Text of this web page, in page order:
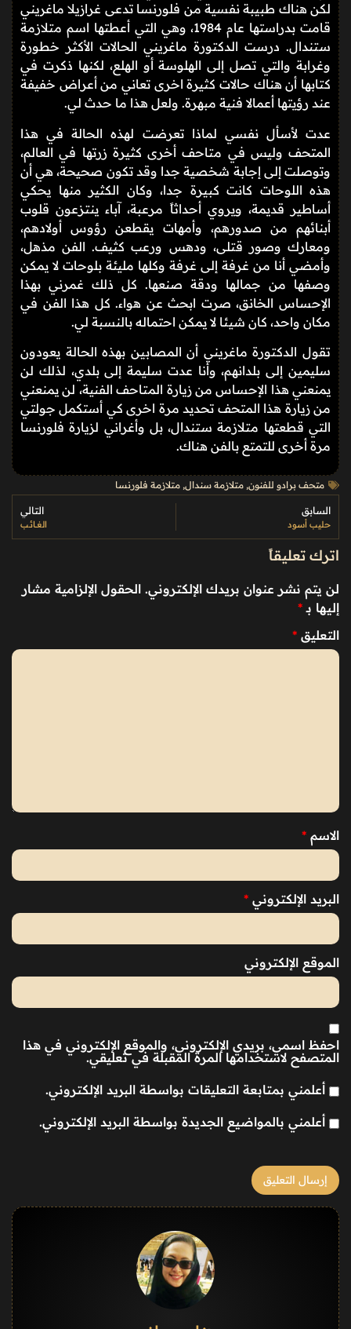
لكن هناك طبيبة نفسية من فلورنسا تدعى غرازيلا ماغريني
قامت بدراستها عام 1984، وهي التي أعطتها اسم متلازمة
ستندال. درست الدكتورة ماغريني الحالات الأكثر خطورة
وغرابة والتي تصل إلى الهلوسة أو الهلع، لكنها ذكرت في
كتابها أن هناك حالات كثيرة اخرى تعاني من أعراض خفيفة
عند رؤيتها أعمالا فنية مبهرة. ولعل هذا ما حدث لي.
عدت لأسأل نفسي لماذا تعرضت لهذه الحالة في هذا
المتحف وليس في متاحف أخرى كثيرة زرتها في العالم،
وتوصلت إلى إجابة شخصية جدا وقد تكون صحيحة، هي أن
هذه اللوحات كانت كبيرة جدا، وكان الكثير منها يحكي
أساطير قديمة، ويروي أحداثاً مرعبة، آباء ينتزعون قلوب
أبنائهم من صدورهم، وأمهات يقطعن رؤوس أولادهم،
ومعارك وصور قتلى، ودهس ورعب كثيف. الفن مذهل،
وأمضي أنا من غرفة إلى غرفة وكلها مليئة بلوحات لا يمكن
وصفها من جمالها ودقة صنعها. كل ذلك غمرني بهذا
الإحساس الخانق، صرت ابحث عن هواء. كل هذا الفن في
مكان واحد، كان شيئا لا يمكن احتماله بالنسبة لي.
تقول الدكتورة ماغريني أن المصابين بهذه الحالة يعودون
سليمين إلى بلدانهم، وأنا عدت سليمة إلى بلدي، لذلك لن
يمنعني هذا الإحساس من زيارة المتاحف الفنية، لن يمنعني
من زيارة هذا المتحف تحديد مرة اخرى كي أستكمل جولتي
التي قطعتها متلازمة ستندال، بل وأغراني لزيارة فلورنسا
مرة أخرى للتمتع بالفن هناك.
متحف برادو للفنون, متلازمة سندال, متلازمة فلورنسا
السابق
حليب أسود
التالي
الغــائـب
اترك تعليقاً
لن يتم نشر عنوان بريدك الإلكتروني. الحقول الإلزامية مشار
إليها بـ *
التعليق *
الاسم *
البريد الإلكتروني *
الموقع الإلكتروني
احفظ اسمي، بريدي الإلكتروني، والموقع الإلكتروني في هذا
المتصفح لاستخدامها المرة المقبلة في تعليقي.
أعلمني بمتابعة التعليقات بواسطة البريد الإلكتروني.
أعلمني بالمواضيع الجديدة بواسطة البريد الإلكتروني.